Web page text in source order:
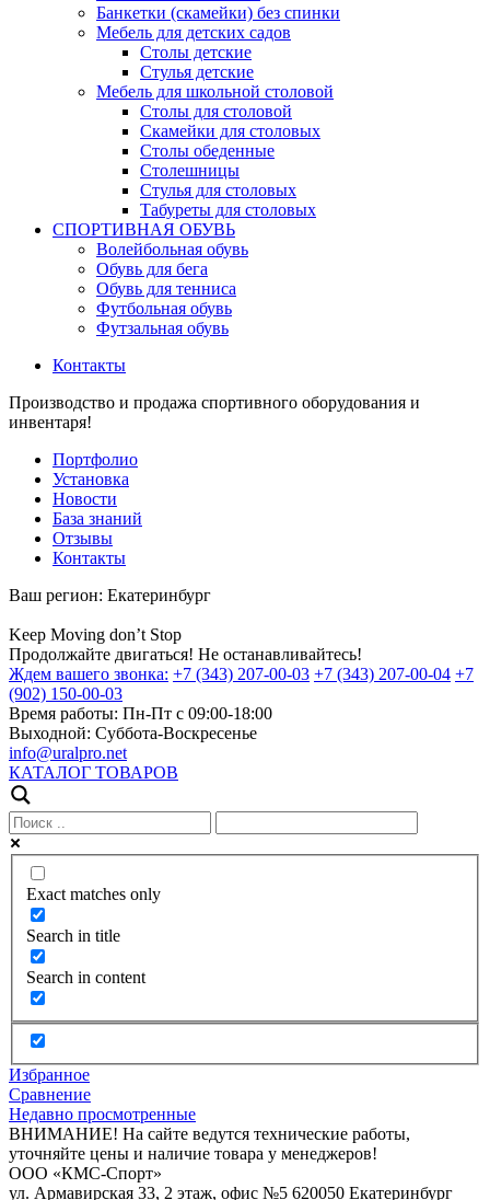
Банкетки (скамейки) без спинки
Мебель для детских садов
Столы детские
Стулья детские
Мебель для школьной столовой
Столы для столовой
Скамейки для столовых
Столы обеденные
Столешницы
Стулья для столовых
Табуреты для столовых
СПОРТИВНАЯ ОБУВЬ
Волейбольная обувь
Обувь для бега
Обувь для тенниса
Футбольная обувь
Футзальная обувь
Контакты
Производство и продажа спортивного оборудования и
инвентаря!
Портфолио
Установка
Новости
База знаний
Отзывы
Контакты
Ваш регион: Екатеринбург
Keep Moving don’t Stop
Продолжайте двигаться! Не останавливайтесь!
Ждем вашего звонка: +7 (343) 207-00-03 +7 (343) 207-00-04 +7
(902) 150-00-03
Время работы: Пн-Пт с 09:00-18:00
Выходной: Суббота-Воскресенье
info@uralpro.net
КАТАЛОГ ТОВАРОВ
Exact matches only
Search in title
Search in content
Избранное
Сравнение
Недавно просмотренные
ВНИМАНИЕ! На сайте ведутся технические работы,
уточняйте цены и наличие товара у менеджеров!
ООО «КМС-Спорт»
ул. Армавирская 33, 2 этаж, офис №5 620050 Екатеринбург